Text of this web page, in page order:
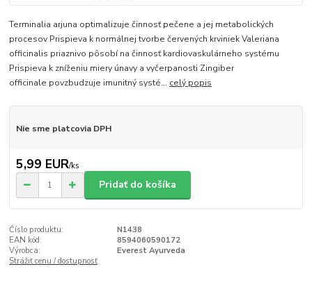
Terminalia arjuna optimalizuje činnosť pečene a jej metabolických
procesov Prispieva k normálnej tvorbe červených krviniek Valeriana
officinalis priaznivo pôsobí na činnosť kardiovaskulárneho systému
Prispieva k zníženiu miery únavy a vyčerpanosti Zingiber
officinale povzbudzuje imunitný systé... celý popis
Nie sme platcovia DPH
5,99 EUR/ks
Pridať do košíka
Číslo produktu:
N1438
EAN kód:
8594060590172
Výrobca:
Everest Ayurveda
Strážiť cenu / dostupnosť